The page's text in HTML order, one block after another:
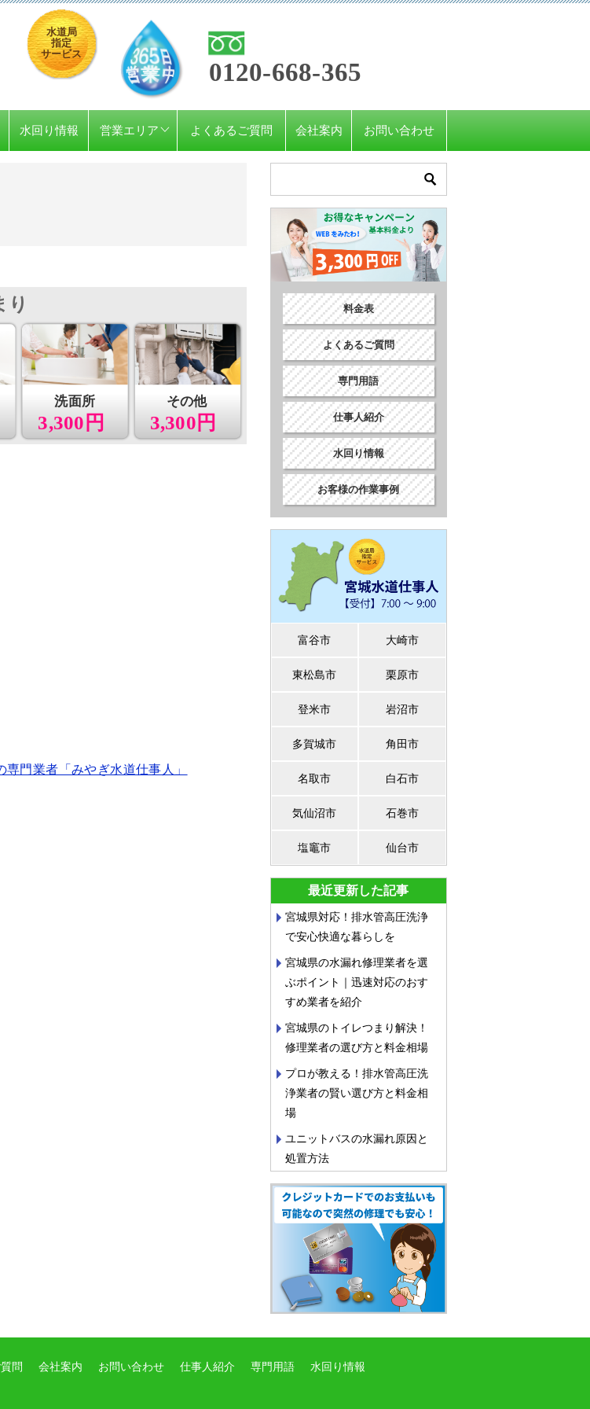
水道局
指定
サービス
0120-668-365
水回り情報 営業エリア よくあるご質問 会社案内 お問い合わせ
洗面所
3,300円
その他
3,300円
り
門業者「みやぎ水道仕事人」
料金表
よくあるご質問
専門用語
仕事人紹介
水回り情報
お客様の作業事例
富谷市 大崎市
東松島市 栗原市
登米市 岩沼市
多賀城市 角田市
名取市 白石市
気仙沼市 石巻市
塩竈市 仙台市
最近更新した記事
宮城県対応！排水管高圧洗浄
で安心快適な暮らしを
宮城県の水漏れ修理業者を選
ぶポイント｜迅速対応のおす
すめ業者を紹介
宮城県のトイレつまり解決！
修理業者の選び方と料金相場
プロが教える！排水管高圧洗
浄業者の賢い選び方と料金相
場
ユニットバスの水漏れ原因と
処置方法
問 会社案内 お問い合わせ 仕事人紹介 専門用語 水回り情報